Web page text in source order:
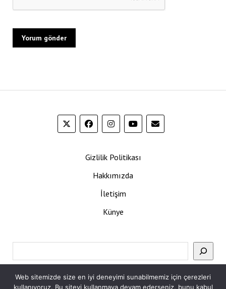
Gizlilik Politikası
Hakkımızda
İletişim
Künye
Web sitemizde size en iyi deneyimi sunabilmemiz için çerezleri
kullanıyoruz. Bu siteyi kullanmaya devam ederseniz, bunu kabul